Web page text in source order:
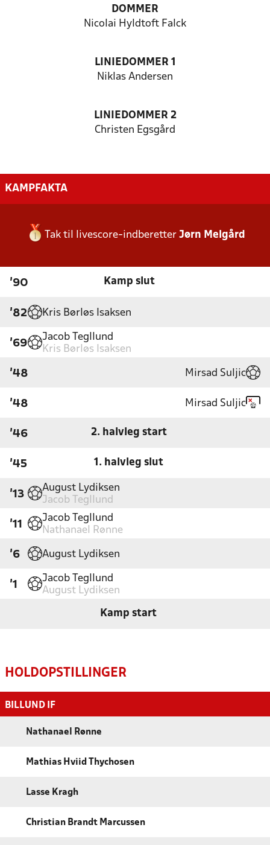
DOMMER
Nicolai Hyldtoft Falck
LINIEDOMMER 1
Niklas Andersen
LINIEDOMMER 2
Christen Egsgård
KAMPFAKTA
Tak til livescore-indberetter Jørn Melgård
'90 Kamp slut
'82 Kris Børløs Isaksen
'69
Jacob Tegllund
Kris Børløs Isaksen
'48 Mirsad Suljic
'48 Mirsad Suljic
'46 2. halvleg start
'45 1. halvleg slut
'13
August Lydiksen
Jacob Tegllund
'11
Jacob Tegllund
Nathanael Rønne
'6 August Lydiksen
'1
Jacob Tegllund
August Lydiksen
Kamp start
HOLDOPSTILLINGER
BILLUND IF
Nathanael Rønne
Mathias Hviid Thychosen
Lasse Kragh
Christian Brandt Marcussen